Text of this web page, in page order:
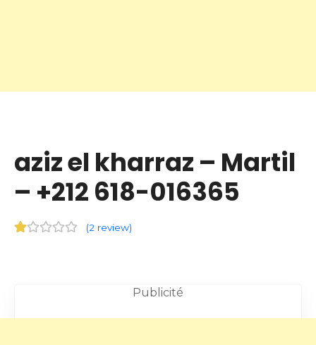
aziz el kharraz – Martil
– +212 618-016365
(2 review)
Publicité